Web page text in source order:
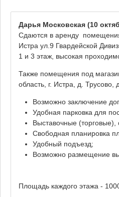
Дарья Московская (10
Сдаются в аренду
Истра ул.9 Гвардейской
1 и 3 этаж, высокая
Также помещения под
область, г. Истра, д.
Возможно заключение
Удобная парковка для
Выставочные
Свободная планировка
Удобный подъезд;
Возможно размещение
Площадь каждого этажа -